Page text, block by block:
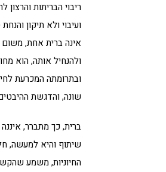
ריבוי הבריתות
ועיבוי ולא תיקון
אינה ברית אחת,
ולהנחיל אותה, הוא
ובתרומתה המכרעת
שונה, והדגשת
ברית, כך מתברר,
שיתוף והיא למעשה,
החיוניות, משמע